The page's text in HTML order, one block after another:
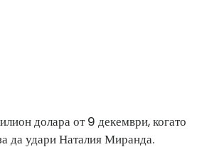
долара от 9 декември, когато
да удари Наталия Миранда.